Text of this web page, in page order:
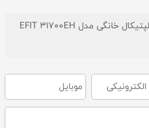
ارسال نظر / پرسش در مورد الپتیکال خانگی مدل EFIT 31700EH